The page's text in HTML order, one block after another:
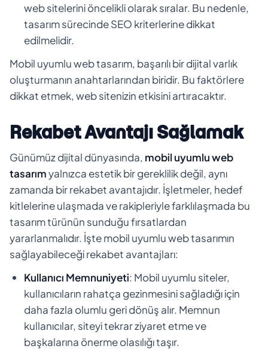
web sitelerini öncelikli olarak sıralar. Bu nedenle,
tasarım sürecinde SEO kriterlerine dikkat
edilmelidir.
Mobil uyumlu web tasarım, başarılı bir dijital varlık
oluşturmanın anahtarlarından biridir. Bu faktörlere
dikkat etmek, web sitenizin etkisini artıracaktır.
Rekabet Avantajı Sağlamak
Günümüz dijital dünyasında, mobil uyumlu web
tasarımyalnızca estetik bir gereklilik değil, aynı
zamanda bir rekabet avantajıdır. İşletmeler, hedef
kitlelerine ulaşmada ve rakipleriyle farklılaşmada bu
tasarım türünün sunduğu fırsatlardan
yararlanmalıdır. İşte mobil uyumlu web tasarımın
sağlayabileceği rekabet avantajları:
Kullanıcı Memnuniyeti: Mobil uyumlu siteler,
kullanıcıların rahatça gezinmesini sağladığı için
daha fazla olumlu geri dönüş alır. Memnun
kullanıcılar, siteyi tekrar ziyaret etme ve
başkalarına önerme olasılığı taşır.